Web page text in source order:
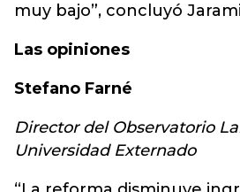
muy bajo”, concluyó
Las opiniones
Stefano Farné
Director del Observatorio
Universidad Externado